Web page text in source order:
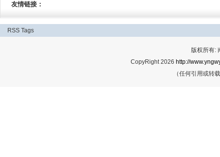
友情链接：
RSS Tags
版权所有:
CopyRight 2026 http://
（任何引用或转